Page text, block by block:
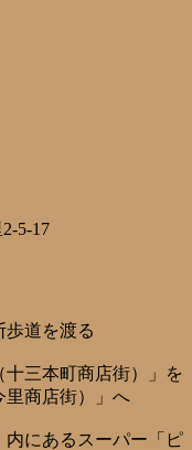
5-17
歩道を渡る
三本町商店街）」を
里商店街）」へ
にあるスーパー「ピ